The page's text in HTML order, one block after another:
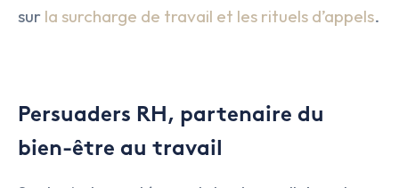
sur la surcharge de travail et les rituels d’appels.
Persuaders RH, partenaire du
bien-être au travail